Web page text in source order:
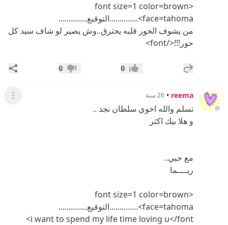
<font size=1 color=brown
face=tahoma>..............التوقيع..............
من يشوف الحور قلبه يحترق..وش يصير لو شاف سيد كل
حور!!!</font>
إضافة رد جديد إعجاب0 عدم إعجاب
0
reema
• 26 سنة عرض
تسلم والله اخوي سلطان نجد ..
و هلا بيك اكثر
مع حبي..
ريــــما
<font size=1 color=brown
face=tahoma>..............التوقيع..............
i want to spend my life time loving u</font>